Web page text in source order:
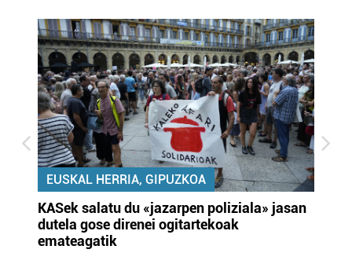
EUSKAL HERRIA, GIPUZKOA
KASek salatu du «jazarpen poliziala» jasan
dutela gose direnei ogitartekoak
emateagatik